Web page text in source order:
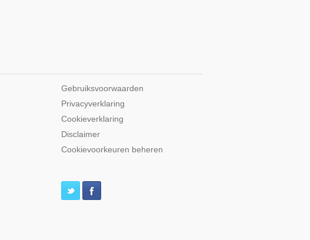
Gebruiksvoorwaarden
Privacyverklaring
Cookieverklaring
Disclaimer
Cookievoorkeuren beheren